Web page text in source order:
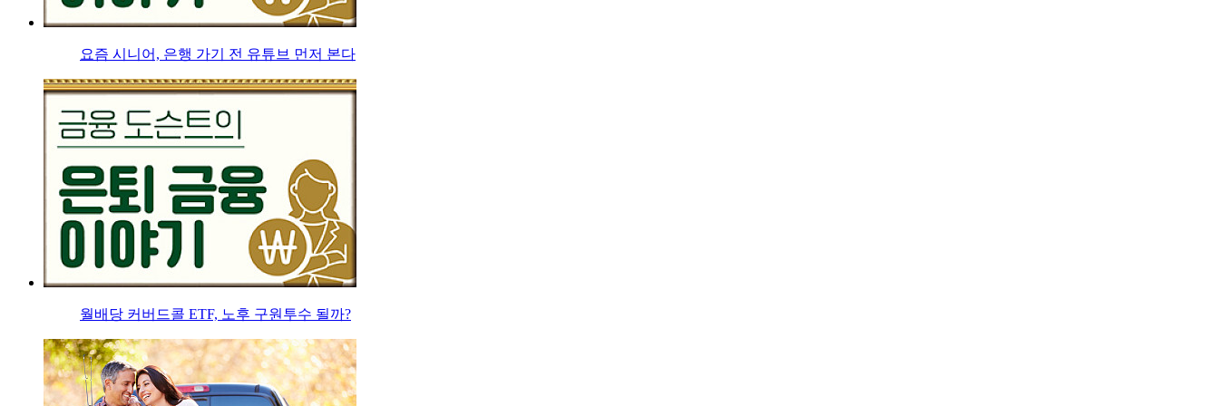
요즘 시니어, 은행 가기 전 유튜브 먼저 본다
월배당 커버드콜 ETF, 노후 구원투수 될까?